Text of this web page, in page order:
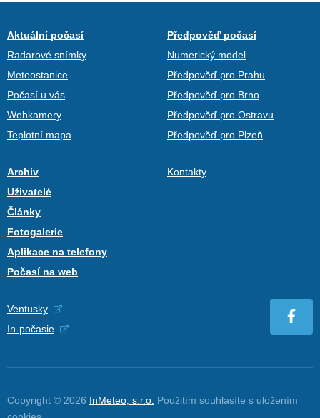
Aktuální počasí
Radarové snímky
Meteostanice
Počasí u vás
Webkamery
Teplotní mapa
Předpověď počasí
Numerický model
Předpověď pro Prahu
Předpověď pro Brno
Předpověď pro Ostravu
Předpověď pro Plzeň
Archiv
Uživatelé
Články
Fotogalerie
Aplikace na telefony
Počasí na web
Kontakty
Ventusky
In-počasie
Copyright © 2026 InMeteo, s.r.o. Použitím souhlasíte s uložením